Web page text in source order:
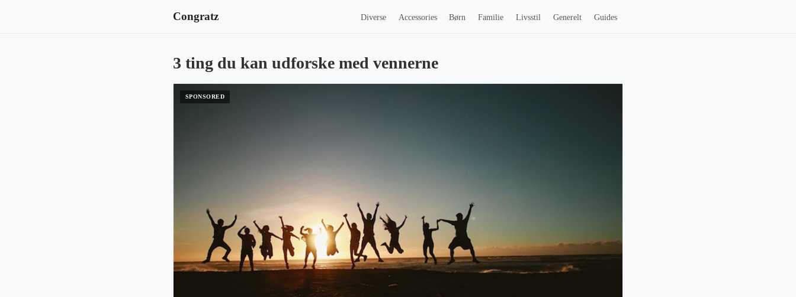
Congratz Diverse Accessories Børn Familie Livsstil Generelt Guides
3 ting du kan udforske med vennerne